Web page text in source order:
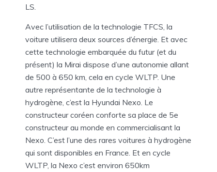
LS.
Avec l’utilisation de la technologie TFCS, la
voiture utilisera deux sources d’énergie. Et avec
cette technologie embarquée du futur (et du
présent) la Mirai dispose d’une autonomie allant
de 500 à 650 km, cela en cycle WLTP. Une
autre représentante de la technologie à
hydrogène, c’est la Hyundai Nexo. Le
constructeur coréen conforte sa place de 5e
constructeur au monde en commercialisant la
Nexo. C’est l’une des rares voitures à hydrogène
qui sont disponibles en France. Et en cycle
WLTP, la Nexo c’est environ 650km